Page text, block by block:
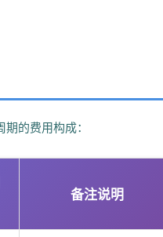
的费用构成：
备注说明